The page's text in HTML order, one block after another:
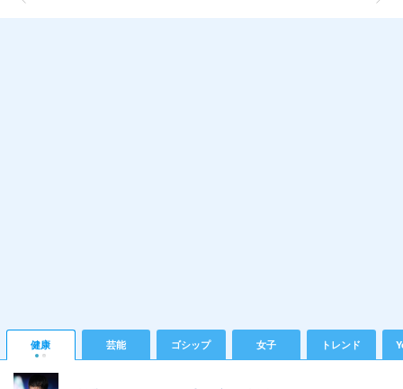
健康 芸能 ゴシップ 女子 トレンド